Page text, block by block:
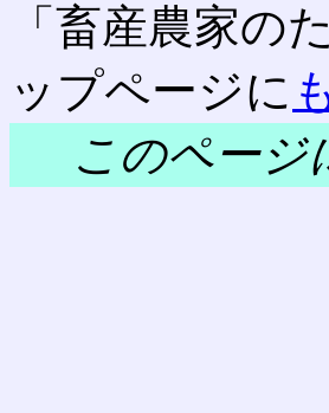
「畜産農家の
ップページに
このペー